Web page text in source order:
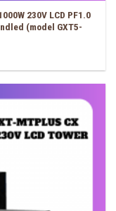
230V LCD PF1.0
(model GXT5-